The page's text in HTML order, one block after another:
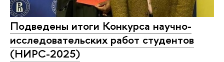
Подведены итоги Конкурса научно-
исследовательских работ студентов
(НИРС-2025)